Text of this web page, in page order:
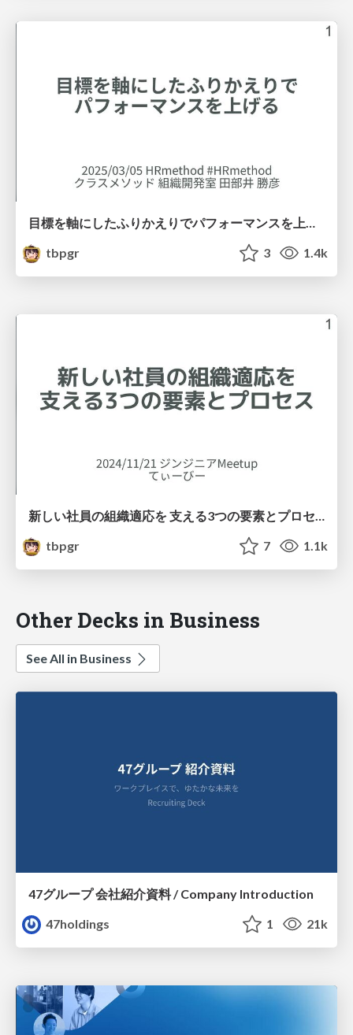
目標を軸にしたふりかえりでパフォーマンスを上げる / Using goals to improve performance
tbpgr
3 1.4k
新しい社員の組織適応を 支える3つの要素とプロセス / Three elements and processes of organizational adaptation
tbpgr
7 1.1k
Other Decks in Business
See All in Business
47グループ 会社紹介資料 / Company Introduction
47holdings
1 21k